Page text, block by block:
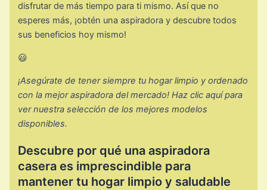
disfrutar de más tiempo para ti mismo. Así que no
esperes más, ¡obtén una aspiradora y descubre todos
sus beneficios hoy mismo!
😃
¡Asegúrate de tener siempre tu hogar limpio y ordenado
con la mejor aspiradora del mercado! Haz clic aquí para
ver nuestra selección de los mejores modelos
disponibles.
Descubre por qué una aspiradora
casera es imprescindible para
mantener tu hogar limpio y saludable